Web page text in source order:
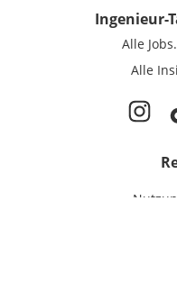
Ingenieur-
Alle Jobs.
Alle